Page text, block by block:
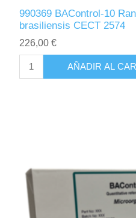
990369 BAControl-10
brasiliensis CECT 2574
226,00 €
AÑADIR AL